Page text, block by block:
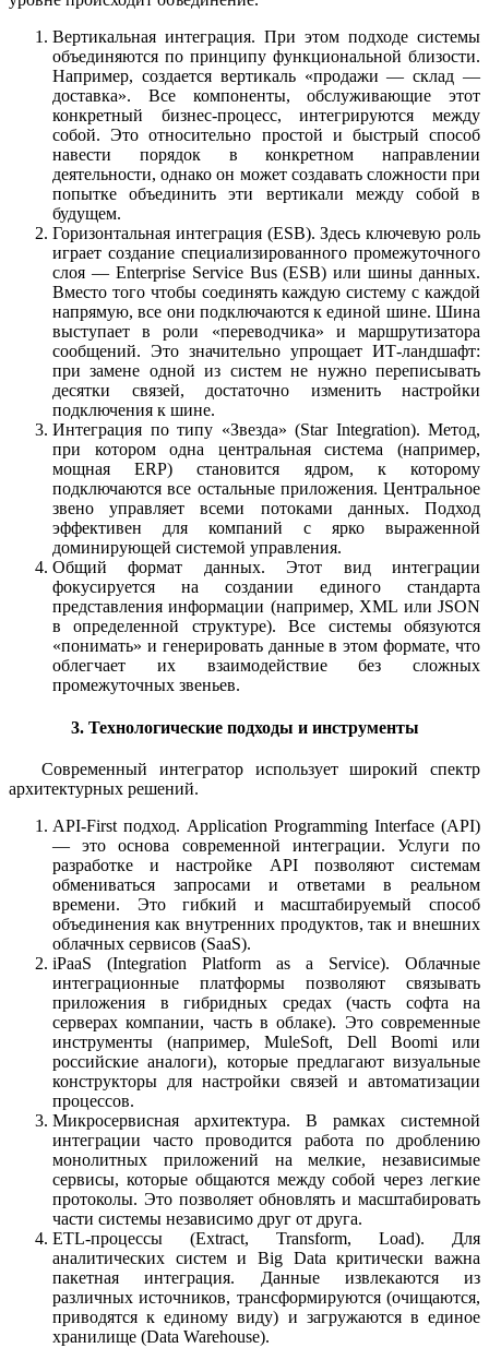
Вертикальная интеграция. При этом подходе системы
объединяются по принципу функциональной близости.
Например, создается вертикаль «продажи — склад —
доставка». Все компоненты, обслуживающие этот
конкретный бизнес-процесс, интегрируются между
собой. Это относительно простой и быстрый способ
навести порядок в конкретном направлении
деятельности, однако он может создавать сложности при
попытке объединить эти вертикали между собой в
будущем.
Горизонтальная интеграция (ESB).Здесь ключевую роль
играет создание специализированного промежуточного
слоя — Enterprise Service Bus (ESB) или шины данных.
Вместо того чтобы соединять каждую систему с каждой
напрямую, все они подключаются к единой шине. Шина
выступает в роли «переводчика» и маршрутизатора
сообщений. Это значительно упрощает ИТ-ландшафт:
при замене одной из систем не нужно переписывать
десятки связей, достаточно изменить настройки
подключения к шине.
Интеграция по типу «Звезда» (Star Integration). Метод,
при котором одна центральная система (например,
мощная ERP) становится ядром, к которому
подключаются все остальные приложения. Центральное
звено управляет всеми потоками данных. Подход
эффективен для компаний с ярко выраженной
доминирующей системой управления.
Общий формат данных.Этот вид интеграции
фокусируется на создании единого стандарта
представления информации (например, XML или JSON
в определенной структуре). Все системы обязуются
«понимать» и генерировать данные в этом формате, что
облегчает их взаимодействие без сложных
промежуточных звеньев.
3. Технологические подходы и инструменты
Современный интегратор использует широкий спектр
архитектурных решений.
API-First подход. Application Programming Interface (API)
— это основа современной интеграции. Услуги по
разработке и настройке API позволяют системам
обмениваться запросами и ответами в реальном
времени. Это гибкий и масштабируемый способ
объединения как внутренних продуктов, так и внешних
облачных сервисов (SaaS).
iPaaS (Integration Platform as a Service). Облачные
интеграционные платформы позволяют связывать
приложения в гибридных средах (часть софта на
серверах компании, часть в облаке). Это современные
инструменты (например, MuleSoft, Dell Boomi или
российские аналоги), которые предлагают визуальные
конструкторы для настройки связей и автоматизации
процессов.
Микросервисная архитектура. В рамках системной
интеграции часто проводится работа по дроблению
монолитных приложений на мелкие, независимые
сервисы, которые общаются между собой через легкие
протоколы. Это позволяет обновлять и масштабировать
части системы независимо друг от друга.
ETL-процессы (Extract, Transform, Load). Для
аналитических систем и Big Data критически важна
пакетная интеграция. Данные извлекаются из
различных источников, трансформируются (очищаются,
приводятся к единому виду) и загружаются в единое
хранилище (Data Warehouse).